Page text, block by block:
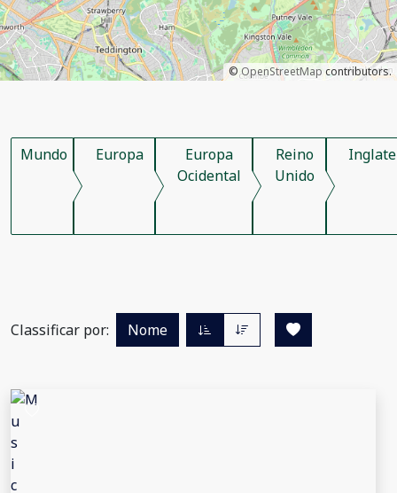
©OpenStreetMap contributors.
Mundo Europa
Europa
Ocidental
Reino
Unido
Classificar por: Nome